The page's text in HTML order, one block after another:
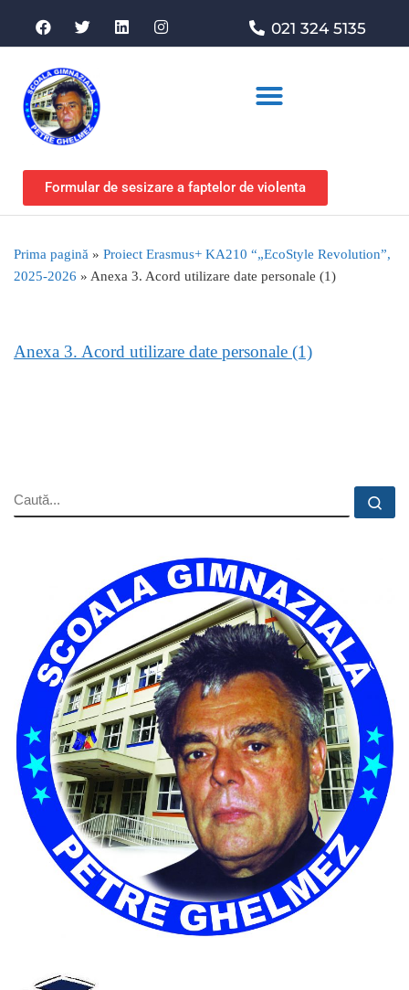
021 324 5135
Formular de sesizare a faptelor de violenta
Prima pagină » Proiect Erasmus+ KA210 “„EcoStyle Revolution”,
2025-2026 » Anexa 3. Acord utilizare date personale (1)
Anexa 3. Acord utilizare date personale (1)